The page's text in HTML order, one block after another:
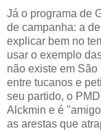
Já o programa de
de campanha: a
explicar bem no
usar o exemplo
não existe em
entre tucanos e
seu partido, o
Alckmin e é
as arestas que